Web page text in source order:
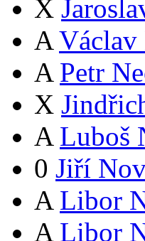
X
A Václav
A Petr
X
A Luboš
0 Jiří
A Libor
A Libor